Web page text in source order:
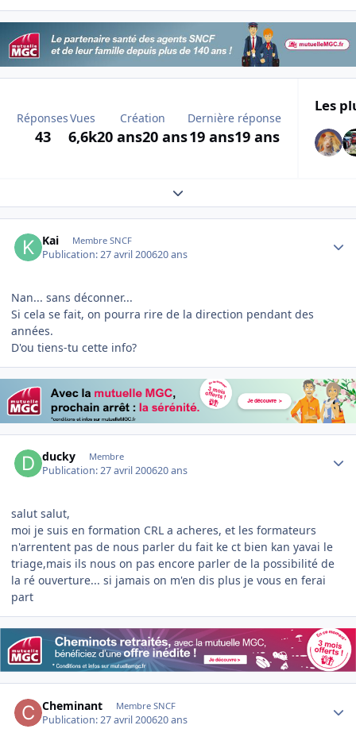
Réponses
43
Vues
6,6k
Création
20 ans20 ans
Dernière réponse
19 ans19 ans
Les
Expand topic overview
Kai Membre SNCF
Publication:27 avril 200620 ans
Nan... sans déconner...
Si cela se fait, on pourra rire de la direction pendant des
années.
D'ou tiens-tu cette info?
ducky Membre
Publication:27 avril 200620 ans
salut salut,
moi je suis en formation CRL a acheres, et les formateurs
n'arrentent pas de nous parler du fait ke ct bien kan yavai le
triage,mais ils nous on pas encore parler de la possibilité de
la ré ouverture... si jamais on m'en dis plus je vous en ferai
part
Cheminant Membre SNCF
Publication:27 avril 200620 ans